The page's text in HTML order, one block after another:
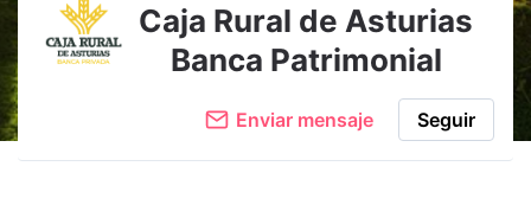
Caja Rural de Asturias
Banca Patrimonial
Enviar mensaje Seguir